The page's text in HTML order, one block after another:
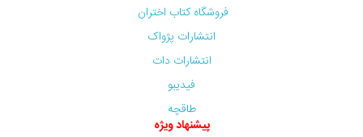
فروشگاه کتاب اختران
انتشارات پژواک
انتشارات دات
فیدیبو
طاقچه
پیشنهاد ویژه